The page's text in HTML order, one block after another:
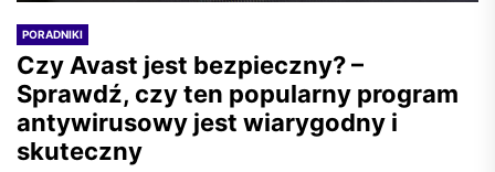
PORADNIKI
Czy Avast jest bezpieczny? –
Sprawdź, czy ten popularny program
antywirusowy jest wiarygodny i
skuteczny